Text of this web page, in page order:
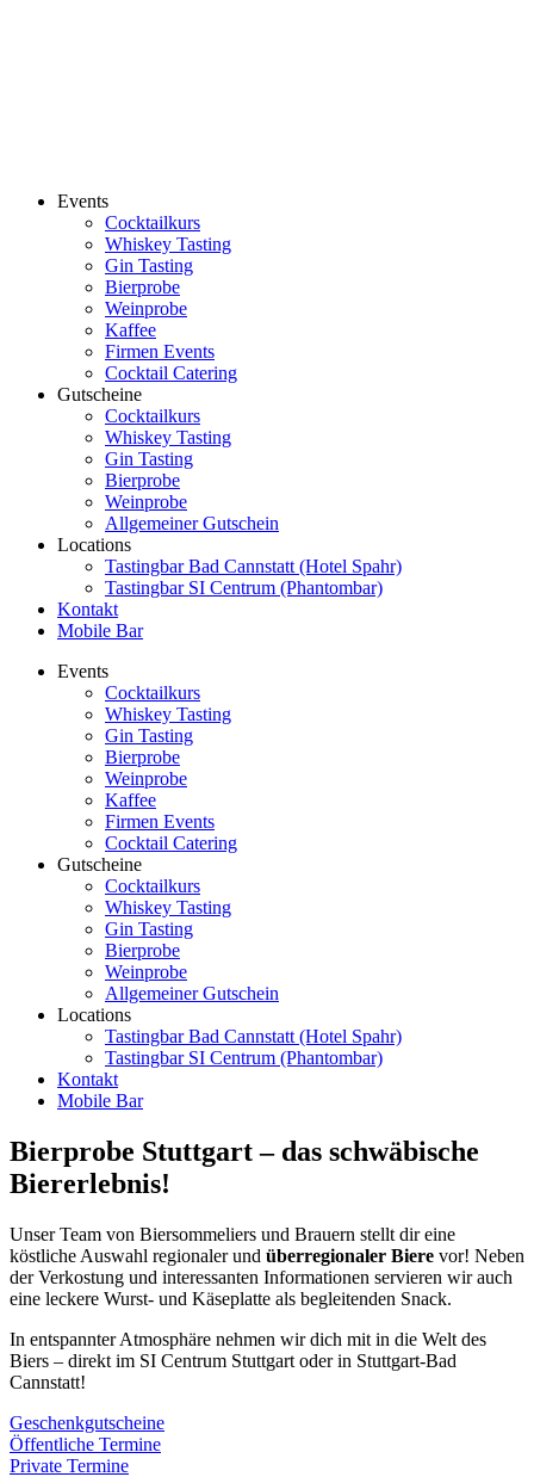
Events
Cocktailkurs
Whiskey Tasting
Gin Tasting
Bierprobe
Weinprobe
Kaffee
Firmen Events
Cocktail Catering
Gutscheine
Cocktailkurs
Whiskey Tasting
Gin Tasting
Bierprobe
Weinprobe
Allgemeiner Gutschein
Locations
Tastingbar Bad Cannstatt (Hotel Spahr)
Tastingbar SI Centrum (Phantombar)
Kontakt
Mobile Bar
Events
Cocktailkurs
Whiskey Tasting
Gin Tasting
Bierprobe
Weinprobe
Kaffee
Firmen Events
Cocktail Catering
Gutscheine
Cocktailkurs
Whiskey Tasting
Gin Tasting
Bierprobe
Weinprobe
Allgemeiner Gutschein
Locations
Tastingbar Bad Cannstatt (Hotel Spahr)
Tastingbar SI Centrum (Phantombar)
Kontakt
Mobile Bar
Bierprobe Stuttgart – das schwäbische
Biererlebnis!
Unser Team von Biersommeliers und Brauern stellt dir eine
köstliche Auswahl regionaler und überregionaler Biere vor! Neben
der Verkostung und interessanten Informationen servieren wir auch
eine leckere Wurst- und Käseplatte als begleitenden Snack.
In entspannter Atmosphäre nehmen wir dich mit in die Welt des
Biers – direkt im SI Centrum Stuttgart oder in Stuttgart-Bad
Cannstatt!
Geschenkgutscheine
Öffentliche Termine
Private Termine